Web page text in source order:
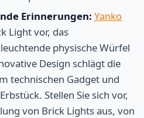
Erinnerungen: Yanko
Light vor, das
physische Würfel
Design schlägt die
technischen Gadget und
Stellen Sie sich vor,
von Brick Lights aus, von